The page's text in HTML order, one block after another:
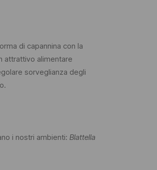
di capannina con la
attrattivo alimentare
sorveglianza degli
i nostri ambienti: Blattella